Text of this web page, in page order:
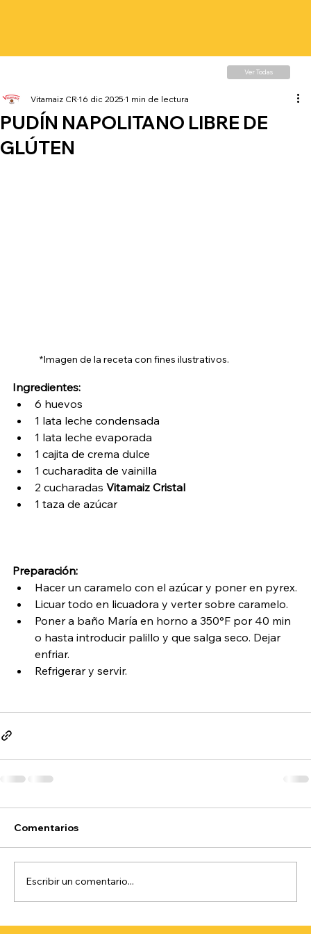
Ver Todas
PUDÍN NAPOLITANO LIBRE DE
GLÚTEN
Vitamaiz CR 16 dic 2025 1 min de lectura
*Imagen de la receta con fines ilustrativos.
Ingredientes:
6 huevos
1 lata leche condensada
1 lata leche evaporada
1 cajita de crema dulce
1 cucharadita de vainilla
2 cucharadas Vitamaiz Cristal
1 taza de azúcar
Preparación:
Hacer un caramelo con el azúcar y poner en pyrex.
Licuar todo en licuadora y verter sobre caramelo.
Poner a baño María en horno a 350°F por 40 min
o hasta introducir palillo y que salga seco. Dejar
enfriar.
Refrigerar y servir.
Comentarios
Escribir un comentario...